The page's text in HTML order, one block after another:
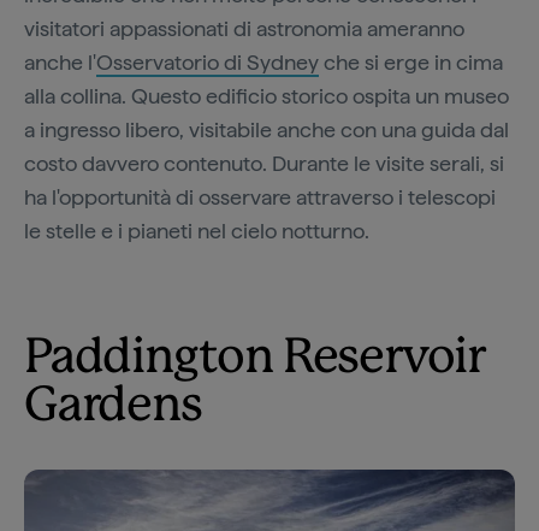
visitatori appassionati di astronomia ameranno
anche l'Osservatorio di Sydneyche si erge in cima
alla collina. Questo edificio storico ospita un museo
a ingresso libero, visitabile anche con una guida dal
costo davvero contenuto. Durante le visite serali, si
ha l'opportunità di osservare attraverso i telescopi
le stelle e i pianeti nel cielo notturno.
Paddington Reservoir
Gardens